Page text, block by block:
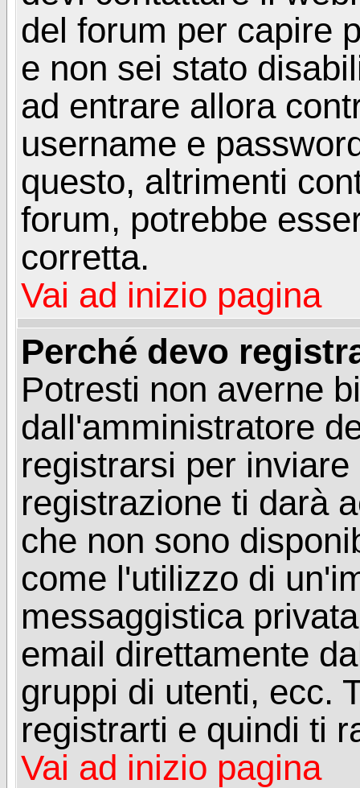
del forum per capire
e non sei stato
ad entrare allora
username e
questo, altrimenti
forum, potrebbe
corretta.
Vai ad inizio pagina
Perché devo
Potresti non averne
dall'amministratore
registrarsi per
registrazione ti darà
che non sono
come l'utilizzo di
messaggistica
email direttamente
gruppi di utenti, ecc.
registrarti e quindi ti
Vai ad inizio pagina